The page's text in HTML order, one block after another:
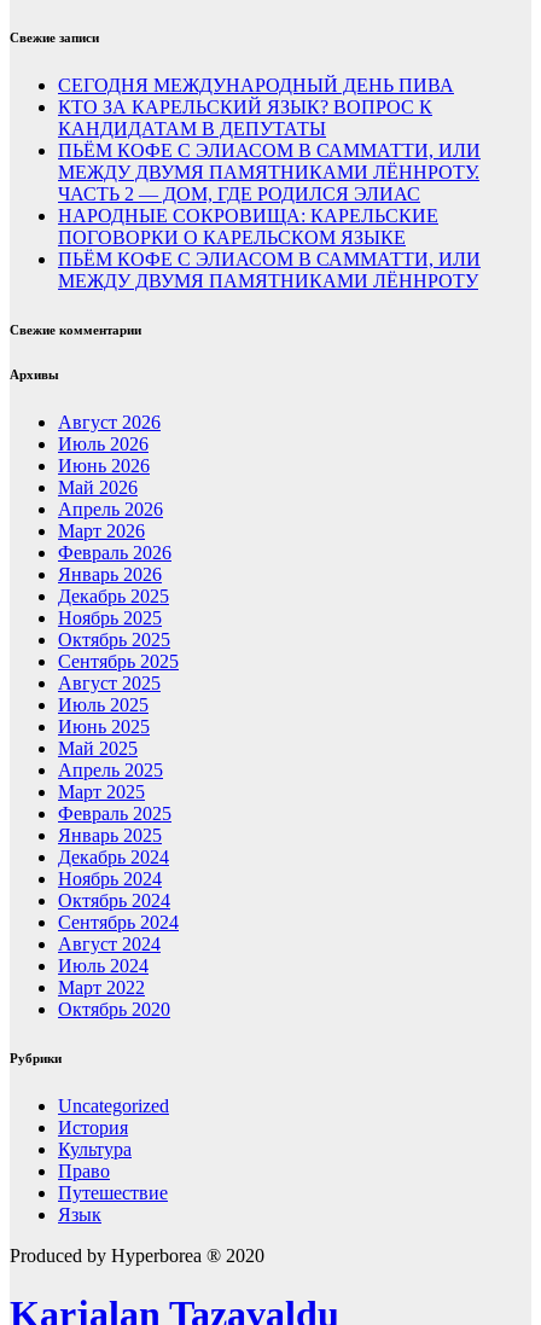
Свежие записи
СЕГОДНЯ МЕЖДУНАРОДНЫЙ ДЕНЬ ПИВА
КТО ЗА КАРЕЛЬСКИЙ ЯЗЫК? ВОПРОС К
КАНДИДАТАМ В ДЕПУТАТЫ
ПЬЁМ КОФЕ С ЭЛИАСОМ В САММАТТИ, ИЛИ
МЕЖДУ ДВУМЯ ПАМЯТНИКАМИ ЛЁННРОТУ.
ЧАСТЬ 2 — ДОМ, ГДЕ РОДИЛСЯ ЭЛИАС
НАРОДНЫЕ СОКРОВИЩА: КАРЕЛЬСКИЕ
ПОГОВОРКИ О КАРЕЛЬСКОМ ЯЗЫКЕ
ПЬЁМ КОФЕ С ЭЛИАСОМ В САММАТТИ, ИЛИ
МЕЖДУ ДВУМЯ ПАМЯТНИКАМИ ЛЁННРОТУ
Свежие комментарии
Архивы
Август 2026
Июль 2026
Июнь 2026
Май 2026
Апрель 2026
Март 2026
Февраль 2026
Январь 2026
Декабрь 2025
Ноябрь 2025
Октябрь 2025
Сентябрь 2025
Август 2025
Июль 2025
Июнь 2025
Май 2025
Апрель 2025
Март 2025
Февраль 2025
Январь 2025
Декабрь 2024
Ноябрь 2024
Октябрь 2024
Сентябрь 2024
Август 2024
Июль 2024
Март 2022
Октябрь 2020
Рубрики
Uncategorized
История
Культура
Право
Путешествие
Язык
Produced by Hyperborea ® 2020
Karjalan Tazavaldu